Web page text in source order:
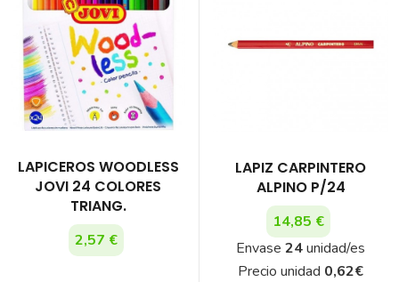
LAPICEROS WOODLESS
JOVI 24 COLORES
TRIANG.
2,57 €
LAPIZ CARPINTERO
ALPINO P/24
14,85 €
Envase 24unidad/es
Precio unidad 0,62€